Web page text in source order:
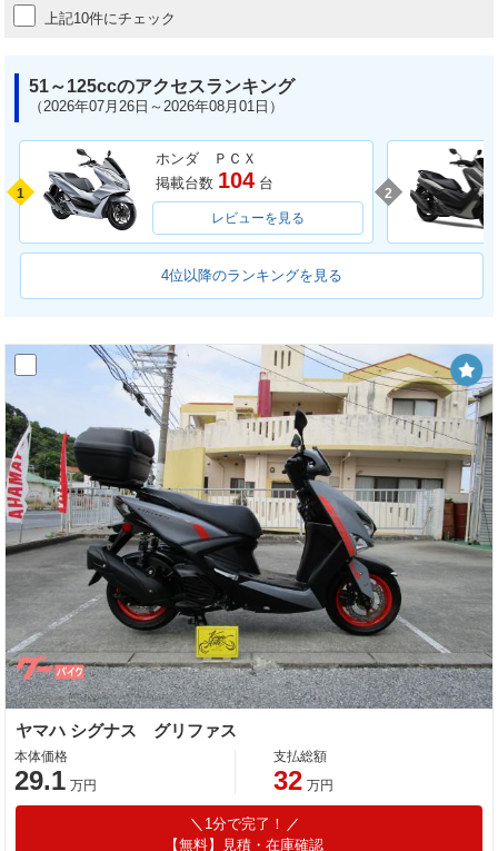
上記10件にチェック
51～125ccのアクセスランキング
（2026年07月26日～2026年08月01日）
1
ホンダ ＰＣＸ
掲載台数 104 台
レビューを見る
2
4位以降のランキングを見る
ヤマハ シグナス グリファス
本体価格
29.1 万円
支払総額
32 万円
1分で完了！
【無料】見積・在庫確認